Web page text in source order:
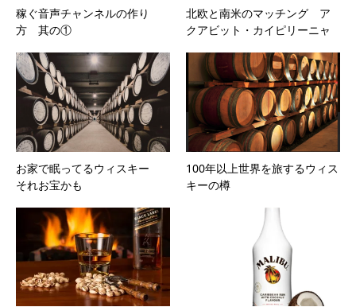
稼ぐ音声チャンネルの作り
方 其の①
北欧と南米のマッチング ア
クアビット・カイピリーニャ
お家で眠ってるウィスキー
それお宝かも
100年以上世界を旅するウィス
キーの樽